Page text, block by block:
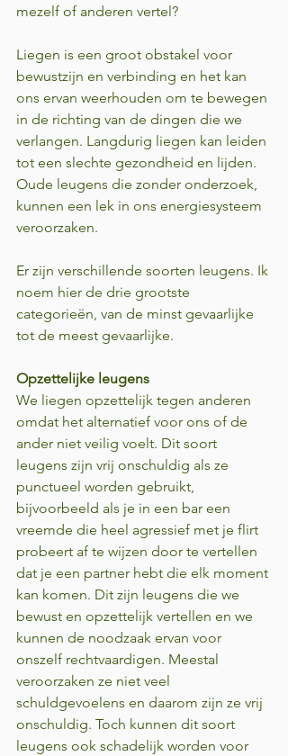
mezelf of anderen vertel?
Liegen is een groot obstakel voor
bewustzijn en verbinding en het kan
ons ervan weerhouden om te bewegen
in de richting van de dingen die we
verlangen. Langdurig liegen kan leiden
tot een slechte gezondheid en lijden.
Oude leugens die zonder onderzoek,
kunnen een lek in ons energiesysteem
veroorzaken.
Er zijn verschillende soorten leugens. Ik
noem hier de drie grootste
categorieën, van de minst gevaarlijke
tot de meest gevaarlijke.
Opzettelijke leugens
We liegen opzettelijk tegen anderen
omdat het alternatief voor ons of de
ander niet veilig voelt. Dit soort
leugens zijn vrij onschuldig als ze
punctueel worden gebruikt,
bijvoorbeeld als je in een bar een
vreemde die heel agressief met je flirt
probeert af te wijzen door te vertellen
dat je een partner hebt die elk moment
kan komen. Dit zijn leugens die we
bewust en opzettelijk vertellen en we
kunnen de noodzaak ervan voor
onszelf rechtvaardigen. Meestal
veroorzaken ze niet veel
schuldgevoelens en daarom zijn ze vrij
onschuldig. Toch kunnen dit soort
leugens ook schadelijk worden voor